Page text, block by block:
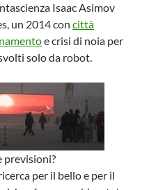
Isaac Asimov
un 2014 con città
e crisi di noia per
solo da robot.
previsioni?
per il bello e per il